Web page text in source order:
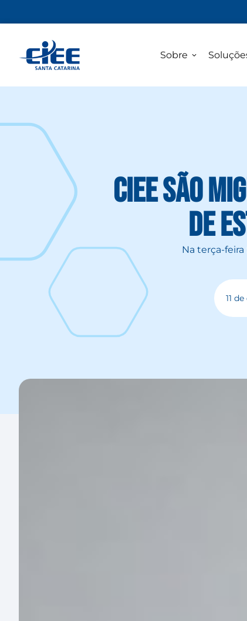
Sobre
CIEE São
de
Na terça-
11